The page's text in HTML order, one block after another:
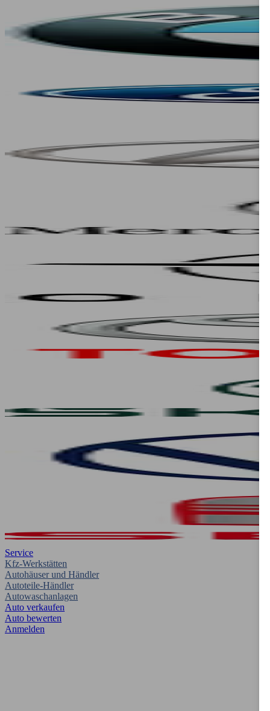
Service
Kfz-Werkstätten
Autohäuser und Händler
Autoteile-Händler
Autowaschanlagen
Auto verkaufen
Auto bewerten
Anmelden